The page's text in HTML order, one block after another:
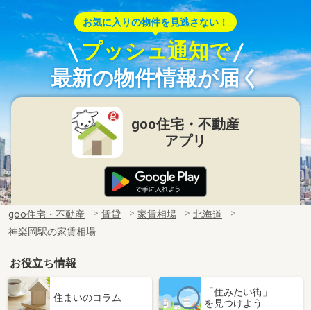
お気に入りの物件を見逃さない！
プッシュ通知で
最新の物件情報が届く
goo住宅・不動産
アプリ
goo住宅・不動産 賃貸 家賃相場
北海道
神楽岡駅の家賃相場
お役立ち情報
住まいのコラム
「住みたい街」
を見つけよう